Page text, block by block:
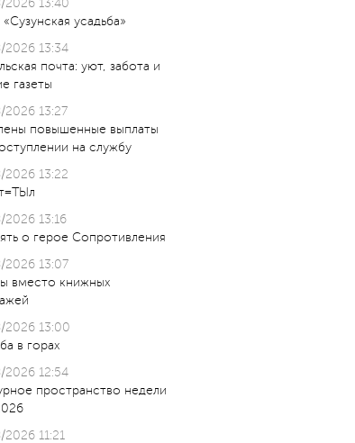
2026 13:40
усадьба»
2026 13:34
почта: уют, забота и
газеты
2026 13:27
повышенные выплаты
на службу
2026 13:22
13:16
о герое Сопротивления
2026 13:07
вместо книжных
2026 13:00
в горах
2026 12:54
пространство недели
11:21